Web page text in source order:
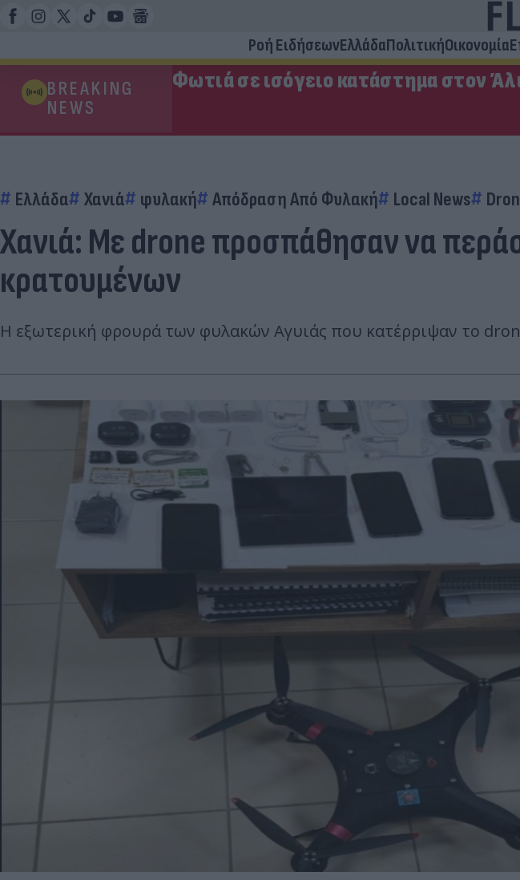
Ροή ΕιδήσεωνΕλλάδαΠολιτικήΟικονομία
BREAKING
NEWS
Φωτιά σε ισόγειο κατάστημα στον
Ελλάδα Χανιά φυλακή Απόδραση Από Φυλακή Local News
Χανιά: Με drone προσπάθησαν να
κρατουμένων
Η εξωτερική φρουρά των φυλακών Αγυιάς που κατέρριψαν το